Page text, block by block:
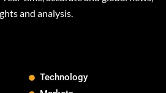
and analysis.
Technology